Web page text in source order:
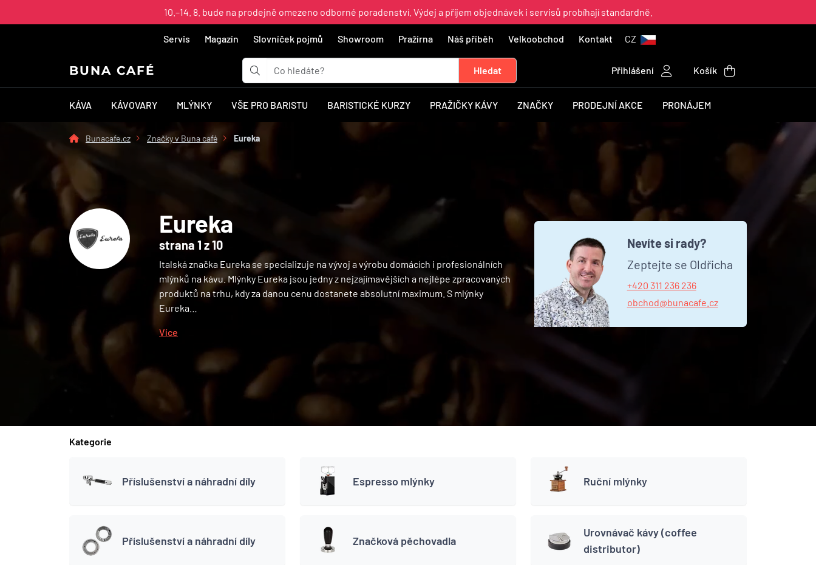
10.–14. 8. bude na prodejně omezeno odborné poradenství. Výdej a příjem objednávek i servisů probíhají standardně.
Servis Magazín Slovníček pojmů Showroom Pražírna Náš příběh Velkoobchod Kontakt CZ
BUNA CAFÉ Přihlášení Košík
KÁVA KÁVOVARY MLÝNKY VŠE PRO BARISTU BARISTICKÉ KURZY PRAŽIČKY KÁVY ZNAČKY PRODEJNÍ AKCE PRONÁJEM
Bunacafe.cz Značky v Buna café Eureka
Eureka
strana 1 z 10
Italská značka Eureka se specializuje na vývoj a výrobu domácích i profesionálních
mlýnků na kávu. Mlýnky Eureka jsou jedny z nejzajímavějších a nejlépe zpracovaných
produktů na trhu, kdy za danou cenu dostanete absolutní maximum. S mlýnky
Eureka…
Více
Nevíte si rady?
Zeptejte se Oldřicha
+420 311 236 236
obchod@bunacafe.cz
Kategorie
Příslušenství a náhradní díly Espresso mlýnky Ruční mlýnky
Příslušenství a náhradní díly Značková pěchovadla
Urovnávač kávy (coffee
distributor)